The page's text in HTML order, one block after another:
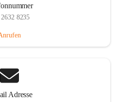
8235
Adresse